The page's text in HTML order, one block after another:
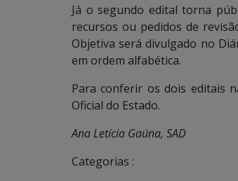
Já o segundo edital torna
recursos ou pedidos de
Objetiva será divulgado no
em ordem alfabética.
Para conferir os dois editais
Oficial do Estado.
Ana Letícia Gaúna, SAD
Categorias :